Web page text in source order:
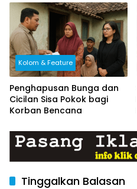
Cirebon
Kolom & Feature
Penghapusan Bunga dan
Cicilan Sisa Pokok bagi
Korban Bencana
Tinggalkan Balasan